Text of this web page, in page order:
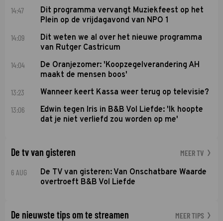
14:47
Dit programma vervangt Muziekfeest op het
Plein op de vrijdagavond van NPO 1
14:09
Dit weten we al over het nieuwe programma
van Rutger Castricum
14:04
De Oranjezomer: 'Koopzegelverandering AH
maakt de mensen boos'
13:23 Wanneer keert Kassa weer terug op televisie?
13:06
Edwin tegen Iris in B&B Vol Liefde: 'Ik hoopte
dat je niet verliefd zou worden op me'
De tv van gisteren MEER TV
6 AUG
De TV van gisteren: Van Onschatbare Waarde
overtroeft B&B Vol Liefde
De nieuwste tips om te streamen MEER TIPS